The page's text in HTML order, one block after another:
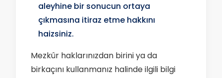
aleyhine bir sonucun ortaya
çıkmasına itiraz etme hakkını
haizsiniz.
Mezkûr haklarınızdan birini ya da
birkaçını kullanmanız halinde ilgili bilgi